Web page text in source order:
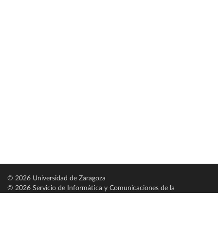
© 2026 Universidad de Zaragoza
© 2026 Servicio de Informática y Comunicaciones de la